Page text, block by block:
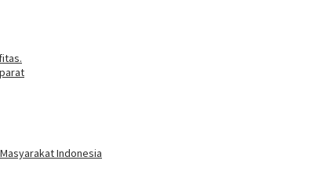
Indonesia